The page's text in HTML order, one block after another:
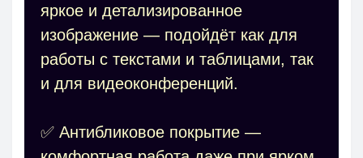
яркое и детализированное
изображение — подойдёт как для
работы с текстами и таблицами, так
и для видеоконференций.
✅ Антибликовое покрытие —